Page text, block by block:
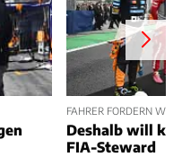
FAHRER FORDERN
Deshalb will
FIA-Steward